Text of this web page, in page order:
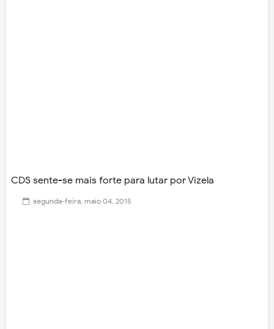
CDS sente-se mais forte para lutar por Vizela
segunda-feira, maio 04, 2015